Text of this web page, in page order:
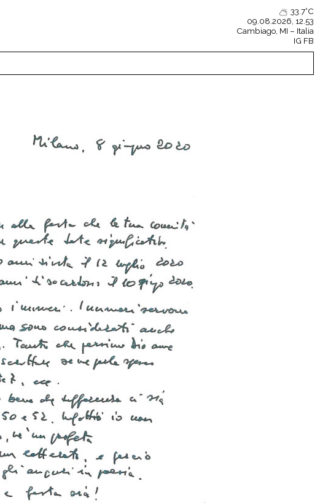
33.7°C
09.08.2026, 12.53
Cambiago, MI – Italia
IG FB